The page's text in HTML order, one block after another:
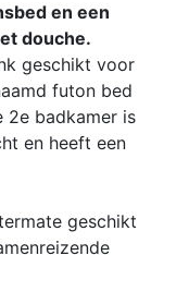
en een
douche.
geschikt voor
futon bed
2e badkamer is
en heeft een
geschikt